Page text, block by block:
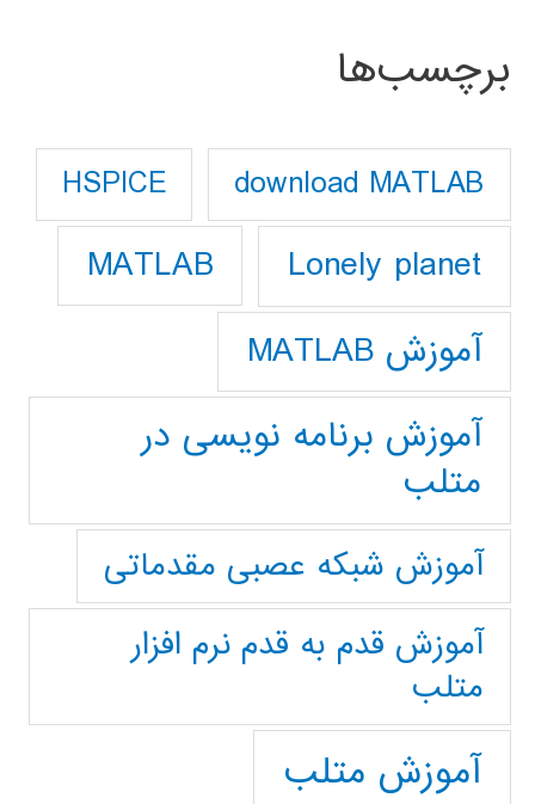
برچسب‌ها
download MATLAB
HSPICE
Lonely planet
MATLAB
آموزش MATLAB
آموزش برنامه نویسی در
متلب
آموزش شبکه عصبی مقدماتی
آموزش قدم به قدم نرم افزار
متلب
آموزش متلب